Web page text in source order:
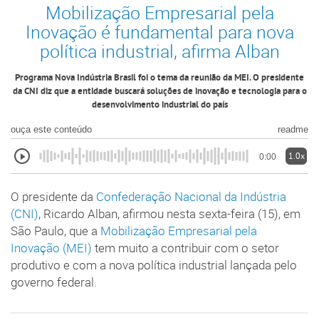
Mobilização Empresarial pela
Inovação é fundamental para nova
política industrial, afirma Alban
Programa Nova Indústria Brasil foi o tema da reunião da MEI. O presidente
da CNI diz que a entidade buscará soluções de inovação e tecnologia para o
desenvolvimento industrial do país
ouça este conteúdo readme
0:00 1.0x
O presidente da Confederação Nacional da Indústria
(CNI), Ricardo Alban, afirmou nesta sexta-feira (15), em
São Paulo, que a Mobilização Empresarial pela
Inovação (MEI) tem muito a contribuir com o setor
produtivo e com a nova política industrial lançada pelo
governo federal.